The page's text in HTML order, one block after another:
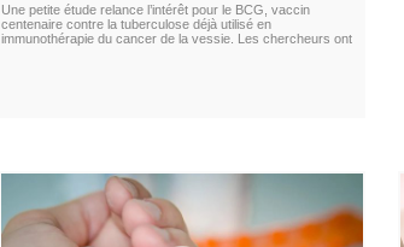
Une petite étude relance l’intérêt pour le BCG, vaccin
centenaire contre la tuberculose déjà utilisé en
immunothérapie du cancer de la vessie. Les chercheurs ont